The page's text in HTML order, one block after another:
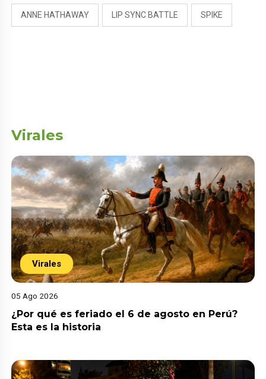
ANNE HATHAWAY LIP SYNC BATTLE SPIKE
Virales
Virales
05 Ago 2026
¿Por qué es feriado el 6 de agosto en Perú?
Esta es la historia